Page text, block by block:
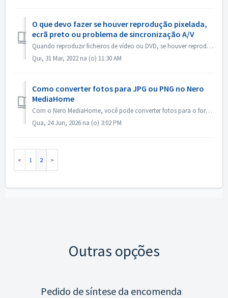
O que devo fazer se houver reprodução pixelada,
ecrã preto ou problema de sincronização A/V
Quando reproduzir ficheiros de vídeo ou DVD, se houver reprodução pixelada, ecrã preto ou problema de sincronização A/V, por favor vá a MediaHome\Options\Vi...
Qui, 31 Mar, 2022 na (o) 11:30 AM
Como converter fotos para JPG ou PNG no Nero
MediaHome
Com o Nero MediaHome, você pode converter fotos para o formato JPG ou PNG. Veja a captura de tela abaixo para saber como fazer:
Qua, 24 Jun, 2026 na (o) 3:02 PM
1 2
Outras opções
Pedido de síntese da encomenda